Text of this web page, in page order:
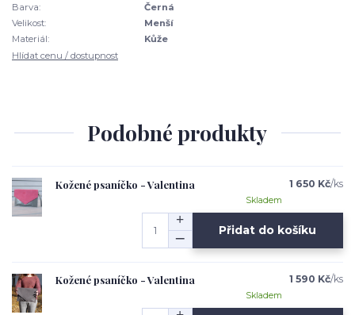
Barva:
Černá
Velikost:
Menší
Materiál:
Kůže
Hlídat cenu / dostupnost
Podobné produkty
Kožené psaníčko - Valentina 1 650 Kč/ks
Skladem
Přidat do košíku
Kožené psaníčko - Valentina 1 590 Kč/ks
Skladem